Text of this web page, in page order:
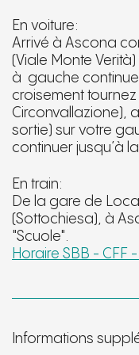
En voiture:
Arrivé à Ascona
(Viale Monte
à gauche
croisement
Circonvallazione),
sortie) sur votre
continuer jusqu’à
En train:
De la gare de
(Sottochiesa), à
"Scuole".
Horaire SBB - CFF -
Informations